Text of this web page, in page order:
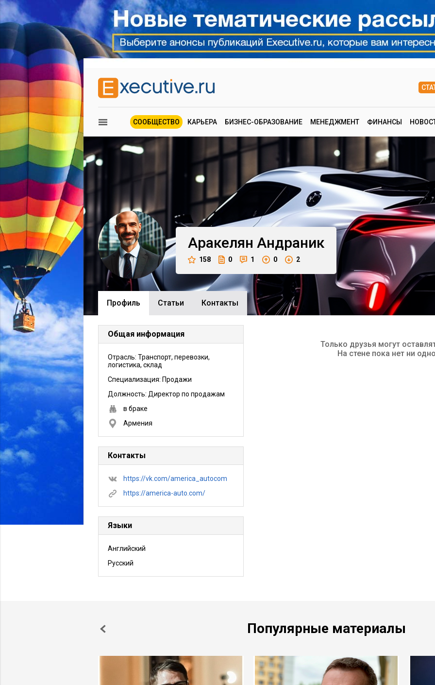
СООБЩЕСТВО КАРЬЕРА БИЗНЕС-ОБРАЗОВАНИЕ МЕНЕДЖМЕНТ ФИНАНСЫ
Аракелян Андраник
158 0 1 0 2
Профиль Cтатьи Контакты
Общая информация
Отрасль: Транспорт, перевозки,
логистика, склад
Специализация: Продажи
Должность: Директор по продажам
в браке
Армения
Контакты
https://vk.com/america_autocom
https://america-auto.com/
Языки
Английский
Русский
Только друзья могут
На стене пока нет ни
Популярные материалы